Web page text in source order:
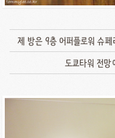
제 방은 9층 어퍼플로워 슈
도쿄타워 전망